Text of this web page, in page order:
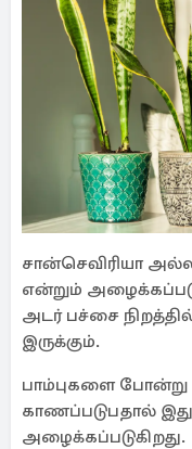
சான்செவிரியா
என்றும்
அடர் பச்சை
இருக்கும்.
பாம்புகளை
காணப்படுபதால் இது
அழைக்கப்படுகிறது.